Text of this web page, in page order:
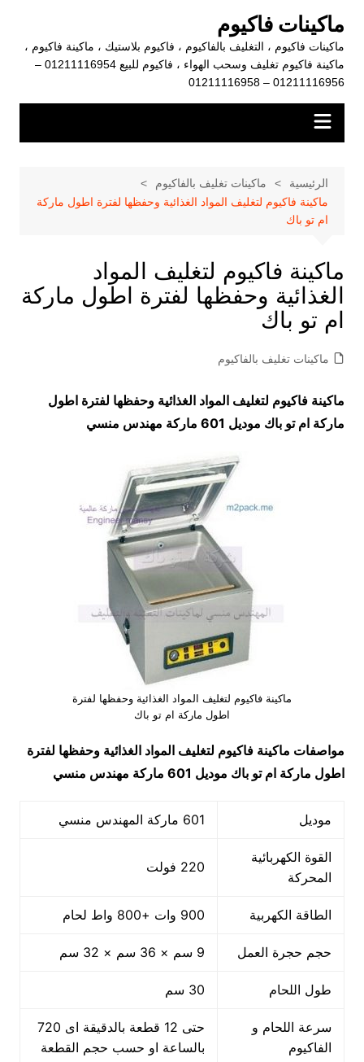
المحتوى
ماكينات فاكيوم
ماكينات فاكيوم ، التغليف بالفاكيوم ، فاكيوم بلاستيك ، ماكينة فاكيوم ،
ماكينة فاكيوم تغليف وسحب الهواء ، فاكيوم للبيع 01211116954 –
01211116956 – 01211116958
الرئيسية
ماكينات تغليف بالفاكيوم
ماكينة فاكيوم لتغليف المواد الغذائية وحفظها لفترة اطول ماركة
ام تو باك
ماكينة فاكيوم لتغليف المواد
الغذائية وحفظها لفترة اطول ماركة
ام تو باك
ماكينات تغليف بالفاكيوم
ماكينة فاكيوم لتغليف المواد الغذائية وحفظها لفترة اطول
ماركة ام تو باك موديل 601 ماركة مهندس منسي
ماكينة فاكيوم لتغليف المواد الغذائية وحفظها لفترة
اطول ماركة ام تو باك
مواصفات ماكينة فاكيوم لتغليف المواد الغذائية وحفظها لفترة
اطول ماركة ام تو باك موديل 601 ماركة مهندس منسي
موديل 601 ماركة المهندس منسي
القوة الكهربائية
المحركة
220 فولت
الطاقة الكهربية 900 وات +800 واط لحام
حجم حجرة العمل 9 سم × 36 سم × 32 سم
طول اللحام 30 سم
سرعة اللحام و
الفاكيوم
حتى 12 قطعة بالدقيقة اى 720
بالساعة او حسب حجم القطعة